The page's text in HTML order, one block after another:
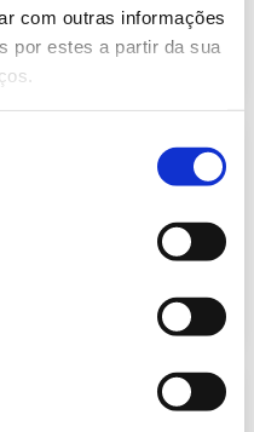
com outras informações
por estes a partir da sua
de 2021